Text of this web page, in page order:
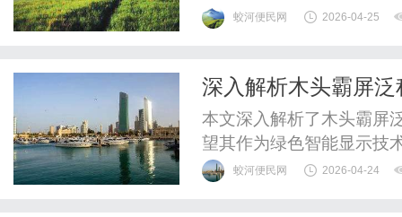
行业。随着技术的不断进
升设计效率并解决实际问
蛟河便民网 2026-04-25
深入解析木头霸屏
讨
本文深入解析了木头霸屏
望其作为绿色智能显示技
结合。蛟河便民网 2026-04-24